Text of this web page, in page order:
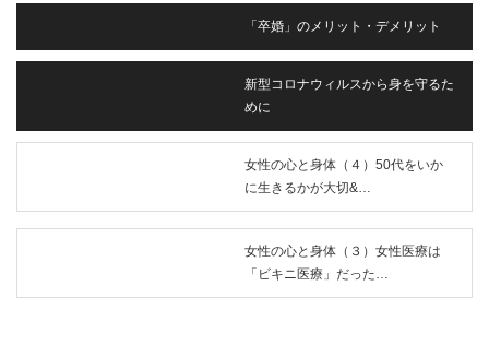
「卒婚」のメリット・デメリット
新型コロナウィルスから身を守るた
めに
女性の心と身体（４）50代をいか
に生きるかが大切&…
女性の心と身体（３）女性医療は
「ビキニ医療」だった…